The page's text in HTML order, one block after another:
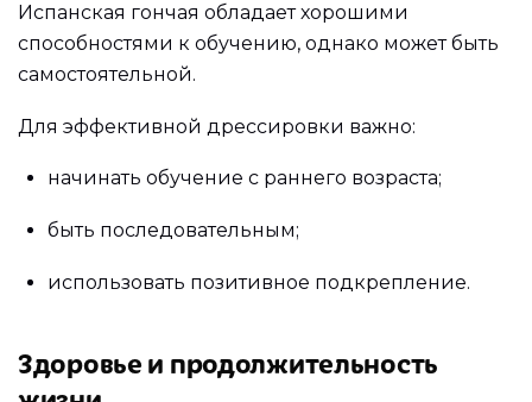
Испанская гончая обладает хорошими
способностями к обучению, однако может быть
самостоятельной.
Для эффективной дрессировки важно:
начинать обучение с раннего возраста;
быть последовательным;
использовать позитивное подкрепление.
Здоровье и продолжительность